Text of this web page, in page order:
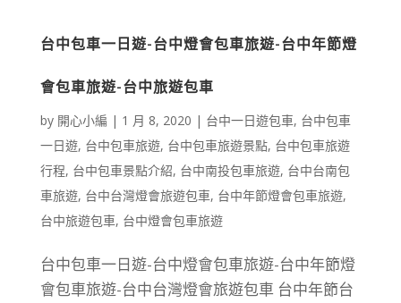
台中包車一日遊-台中燈會包車旅遊-台中年節燈
會包車旅遊-台中旅遊包車
by 開心小編 | 1 月 8, 2020 | 台中一日遊包車, 台中包車
一日遊, 台中包車旅遊, 台中包車旅遊景點, 台中包車旅遊
行程, 台中包車景點介紹, 台中南投包車旅遊, 台中台南包
車旅遊, 台中台灣燈會旅遊包車, 台中年節燈會包車旅遊,
台中旅遊包車, 台中燈會包車旅遊
台中包車一日遊-台中燈會包車旅遊-台中年節燈
會包車旅遊-台中台灣燈會旅遊包車 台中年節台